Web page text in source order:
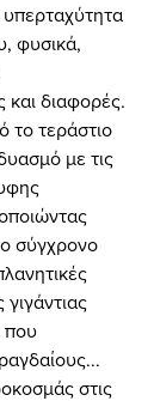
φυσικά,
και διαφορές.
το τεράστιο
με τις
σύγχρονο
που